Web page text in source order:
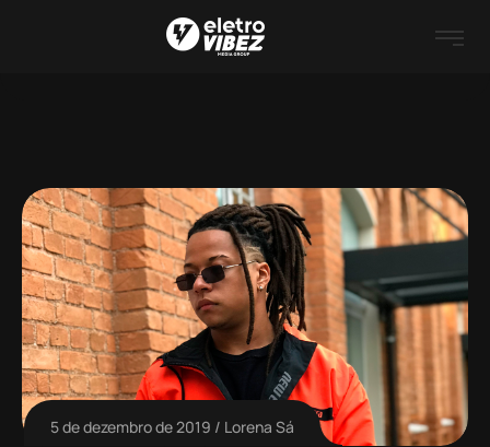
5 de dezembro de 2019
Lorena Sá